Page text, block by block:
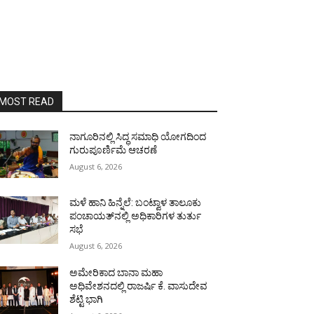
READ
ನಾಗೂರಿನಲ್ಲಿ ಸಿದ್ಧ ಸಮಾಧಿ ಯೋಗದಿಂದ
ಗುರುಪೂರ್ಣಿಮೆ ಆಚರಣೆ
August 6, 2026
ಮಳೆ ಹಾನಿ ಹಿನ್ನೆಲೆ: ಬಂಟ್ವಾಳ ತಾಲೂಕು
ಪಂಚಾಯತ್‌ನಲ್ಲಿ ಅಧಿಕಾರಿಗಳ ತುರ್ತು
ಸಭೆ
August 6, 2026
ಅಮೇರಿಕಾದ ಬಾನಾ ಮಹಾ
ಅಧಿವೇಶನದಲ್ಲಿ ರಾಜರ್ಷಿ ಕೆ. ವಾಸುದೇವ
ಶೆಟ್ಟಿ ಭಾಗಿ